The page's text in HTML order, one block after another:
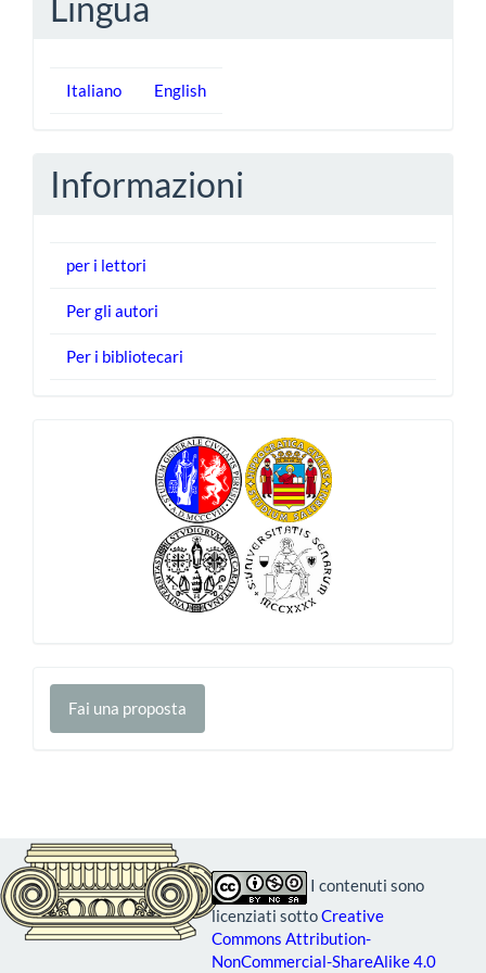
Italiano English
Informazioni
per i lettori
Per gli autori
Per i bibliotecari
Fai
unaFai una proposta
I contenuti sono
licenziati sottoCreative
Commons Attribution-
NonCommercial-ShareAlike 4.0